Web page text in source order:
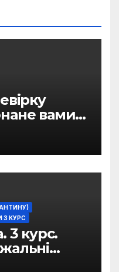
вами
3 КУРС
3 курс.